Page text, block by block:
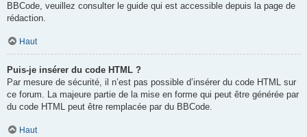
BBCode, veuillez consulter le guide qui est accessible depuis la page de
rédaction.
Haut
Puis-je insérer du code HTML ?
Par mesure de sécurité, il n’est pas possible d’insérer du code HTML sur
ce forum. La majeure partie de la mise en forme qui peut être générée par
du code HTML peut être remplacée par du BBCode.
Haut